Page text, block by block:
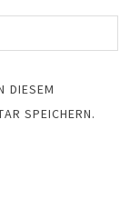
DIESEM
SPEICHERN.